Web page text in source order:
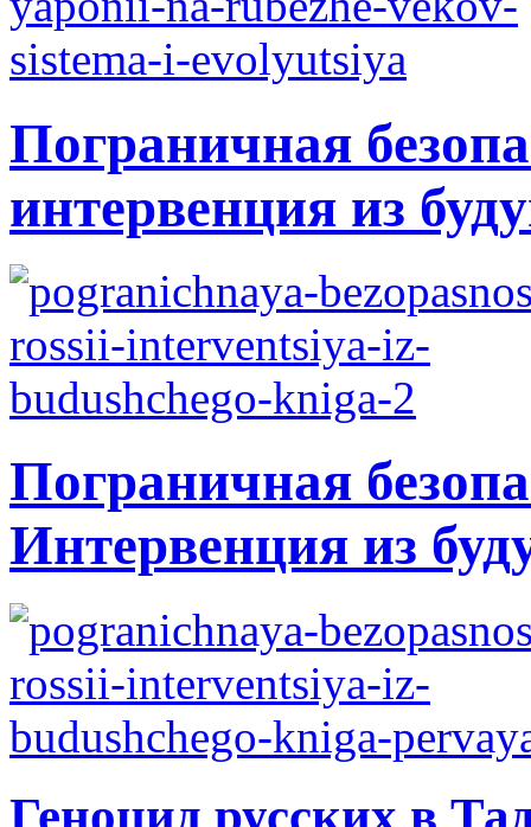
Пограничная
интервенция из
Пограничная
Интервенция из
Геноцид русских в